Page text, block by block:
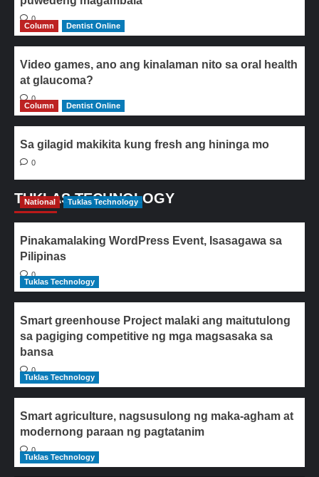
0
Column
Dentist Online
Video games, ano ang kinalaman nito sa oral health
at glaucoma?
0
Column
Dentist Online
Sa gilagid makikita kung fresh ang hininga mo
0
TUKLAS TECHNOLOGY
National Tuklas Technology
Pinakamalaking WordPress Event, Isasagawa sa
Pilipinas
0
Tuklas Technology
Smart greenhouse Project malaki ang maitutulong
sa pagiging competitive ng mga magsasaka sa
bansa
0
Tuklas Technology
Smart agriculture, nagsusulong ng maka-agham at
modernong paraan ng pagtatanim
0
Tuklas Technology